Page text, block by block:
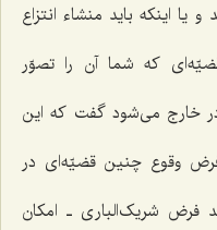
یا اینکه باید منشاء انتزاع
که شما آن را تصوّر
خارج می‌شود گفت که این
وقوع چنین قضیّه‌ای در
فرض شریک‌الباری ـ امکان